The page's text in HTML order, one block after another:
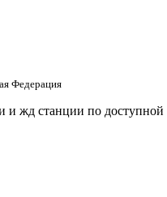
Федерация
и жд станции по